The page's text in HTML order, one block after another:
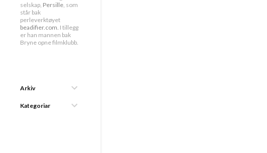
selskap, Persille, som
står bak
perleverktøyet
beadifier.com. I tillegg
er han mannen bak
Bryne opne filmklubb.
Arkiv
Kategoriar